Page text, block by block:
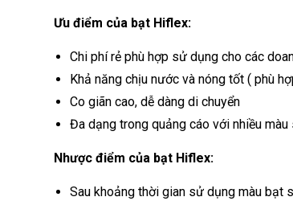
Ưu điểm của bạt Hiflex:
Chi phí rẻ phù hợp sử dụng cho các
Khả năng chịu nước và nóng tốt ( phù
Co giãn cao, dễ dàng di chuyển
Đa dạng trong quảng cáo với nhiều màu
Nhược điểm của bạt Hiflex:
Sau khoảng thời gian sử dụng màu bạt